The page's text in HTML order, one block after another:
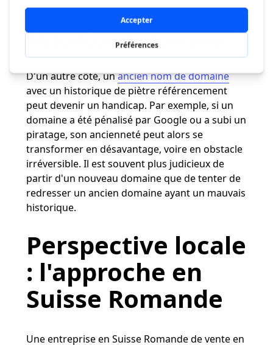
Les risques d'un mauvais
historique de domaine
D'un autre côté, unancien nom de domaine
avec un historique de piètre référencement
peut devenir un handicap. Par exemple, si un
domaine a été pénalisé par Google ou a subi un
piratage, son ancienneté peut alors se
transformer en désavantage, voire en obstacle
irréversible. Il est souvent plus judicieux de
partir d'un nouveau domaine que de tenter de
redresser un ancien domaine ayant un mauvais
historique​​.
Perspective locale
: l'approche en
Suisse Romande
Une entreprise en Suisse Romande de vente en